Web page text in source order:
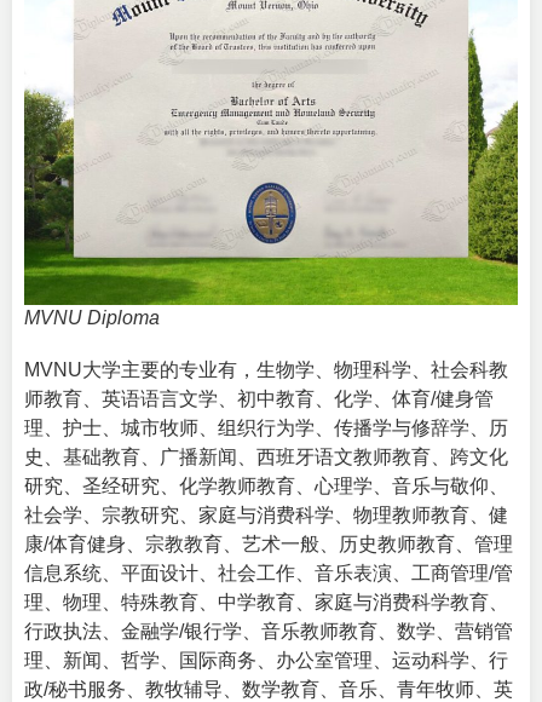
MVNU Diploma
MVNU大学主要的专业有，生物学、物理科学、社会科教
师教育、英语语言文学、初中教育、化学、体育/健身管
理、护士、城市牧师、组织行为学、传播学与修辞学、历
史、基础教育、广播新闻、西班牙语文教师教育、跨文化
研究、圣经研究、化学教师教育、心理学、音乐与敬仰、
社会学、宗教研究、家庭与消费科学、物理教师教育、健
康/体育健身、宗教教育、艺术一般、历史教师教育、管理
信息系统、平面设计、社会工作、音乐表演、工商管理/管
理、物理、特殊教育、中学教育、家庭与消费科学教育、
行政执法、金融学/银行学、音乐教师教育、数学、营销管
理、新闻、哲学、国际商务、办公室管理、运动科学、行
政/秘书服务、教牧辅导、数学教育、音乐、青年牧师、英